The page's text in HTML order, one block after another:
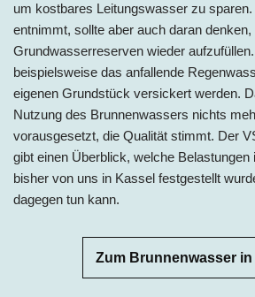
um kostbares Leitungswasser zu
entnimmt, sollte aber auch daran denken,
Grundwasserreserven wieder
beispielsweise das anfallende
eigenen Grundstück versickert werden.
Nutzung des Brunnenwassers nichts
vorausgesetzt, die Qualität stimmt. Der
gibt einen Überblick, welche
bisher von uns in Kassel festgestellt
dagegen tun kann.
Zum Brunnenwasser in